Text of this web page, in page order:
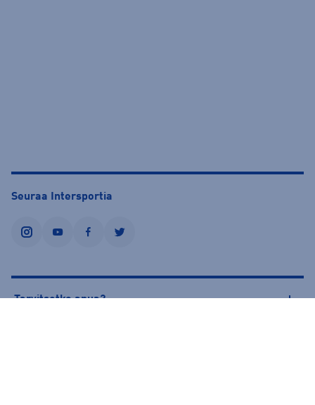
Seuraa Intersportia
instagramyoutubefacebooktwitter
Tarvitsetko apua?